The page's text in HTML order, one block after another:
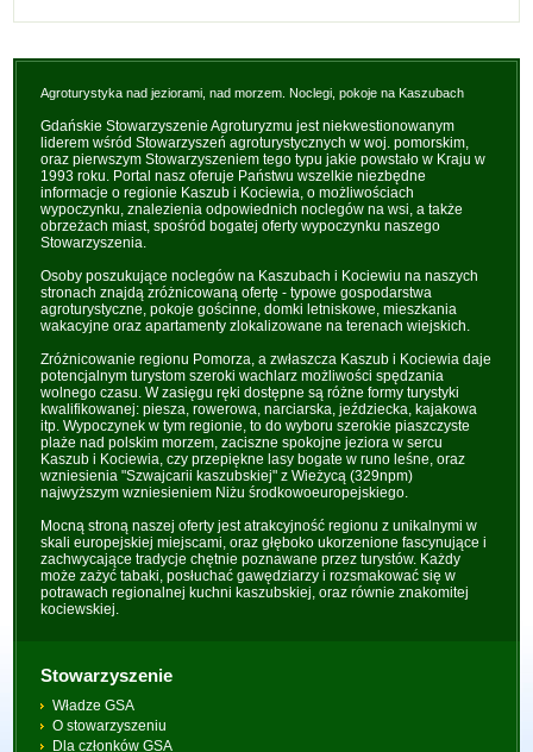
Agroturystyka nad jeziorami, nad morzem. Noclegi, pokoje na Kaszubach
Gdańskie Stowarzyszenie Agroturyzmu jest niekwestionowanym
liderem wśród Stowarzyszeń agroturystycznych w woj. pomorskim,
oraz pierwszym Stowarzyszeniem tego typu jakie powstało w Kraju w
1993 roku. Portal nasz oferuje Państwu wszelkie niezbędne
informacje o regionie Kaszub i Kociewia, o możliwościach
wypoczynku, znalezienia odpowiednich noclegów na wsi, a także
obrzeżach miast, spośród bogatej oferty wypoczynku naszego
Stowarzyszenia.
Osoby poszukujące noclegów na Kaszubach i Kociewiu na naszych
stronach znajdą zróżnicowaną ofertę - typowe gospodarstwa
agroturystyczne, pokoje gościnne, domki letniskowe, mieszkania
wakacyjne oraz apartamenty zlokalizowane na terenach wiejskich.
Zróżnicowanie regionu Pomorza, a zwłaszcza Kaszub i Kociewia daje
potencjalnym turystom szeroki wachlarz możliwości spędzania
wolnego czasu. W zasięgu ręki dostępne są różne formy turystyki
kwalifikowanej: piesza, rowerowa, narciarska, jeździecka, kajakowa
itp. Wypoczynek w tym regionie, to do wyboru szerokie piaszczyste
plaże nad polskim morzem, zaciszne spokojne jeziora w sercu
Kaszub i Kociewia, czy przepiękne lasy bogate w runo leśne, oraz
wzniesienia "Szwajcarii kaszubskiej" z Wieżycą (329npm)
najwyższym wzniesieniem Niżu środkowoeuropejskiego.
Mocną stroną naszej oferty jest atrakcyjność regionu z unikalnymi w
skali europejskiej miejscami, oraz głęboko ukorzenione fascynujące i
zachwycające tradycje chętnie poznawane przez turystów. Każdy
może zażyć tabaki, posłuchać gawędziarzy i rozsmakować się w
potrawach regionalnej kuchni kaszubskiej, oraz równie znakomitej
kociewskiej.
Stowarzyszenie
Władze GSA
O stowarzyszeniu
Dla członków GSA